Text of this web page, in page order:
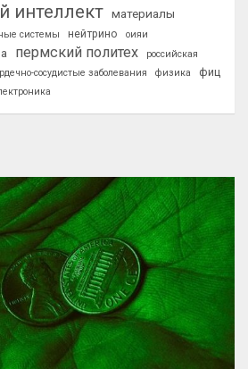
интеллект материалы
системы нейтрино оияи
пермский политех
российская
сосудистые заболевания физика
фиц